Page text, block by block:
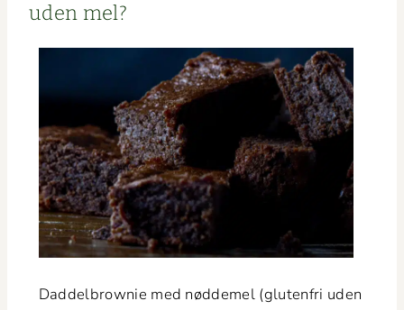
uden mel?
Dad­del­brown­ie med nød­demel (gluten­fri uden